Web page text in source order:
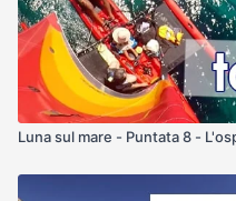
Luna sul mare - Puntata 8 -